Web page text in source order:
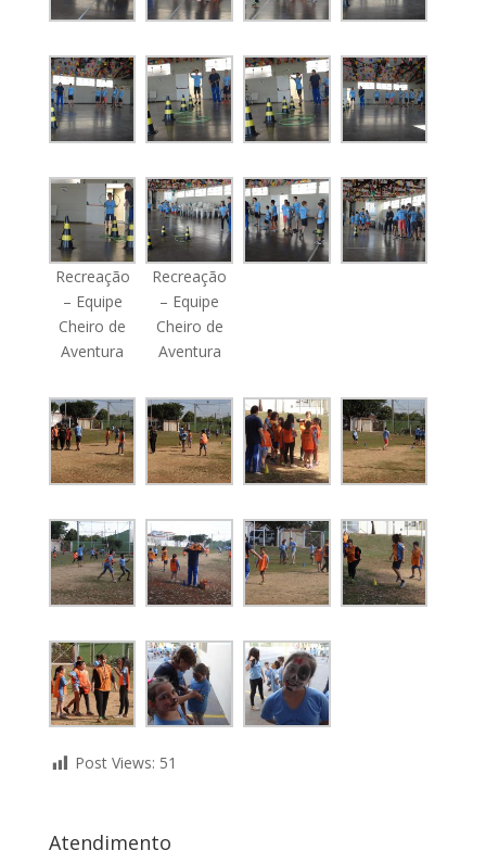
Recreação
– Equipe
Cheiro de
Aventura
Recreação
– Equipe
Cheiro de
Aventura
Post Views: 51
Atendimento